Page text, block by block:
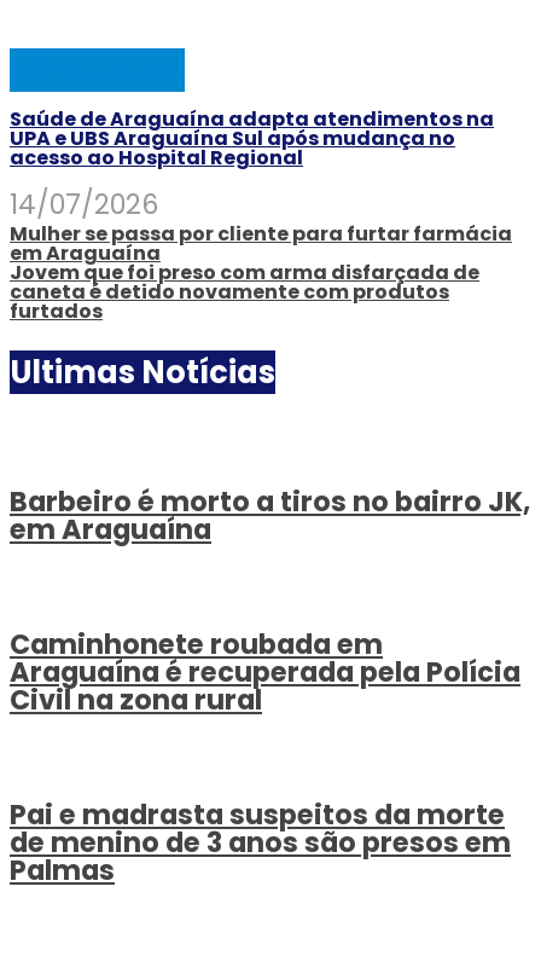
Saúde de Araguaína adapta atendimentos na
UPA e UBS Araguaína Sul após mudança no
acesso ao Hospital Regional
14/07/2026
Mulher se passa por cliente para furtar farmácia
em Araguaína
Jovem que foi preso com arma disfarçada de
caneta é detido novamente com produtos
furtados
Ultimas Notícias
Barbeiro é morto a tiros no bairro JK,
em Araguaína
Caminhonete roubada em
Araguaína é recuperada pela Polícia
Civil na zona rural
Pai e madrasta suspeitos da morte
de menino de 3 anos são presos em
Palmas